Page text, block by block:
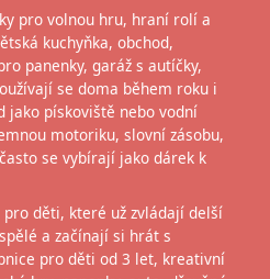
pro volnou hru, hraní rolí a
kuchyňka, obchod,
panenky, garáž s autíčky,
se doma během roku i
jako pískoviště nebo vodní
motoriku, slovní zásobu,
se vybírají jako dárek k
děti, které už zvládají delší
a začínají si hrát s
pro děti od 3 let, kreativní